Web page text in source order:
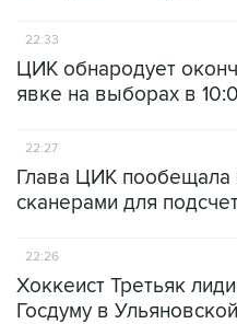
22:33
ЦИК обнародует
явке на выборах в
22:27
Глава ЦИК пообещала
сканерами для
22:26
Хоккеист Третьяк
Госдуму в